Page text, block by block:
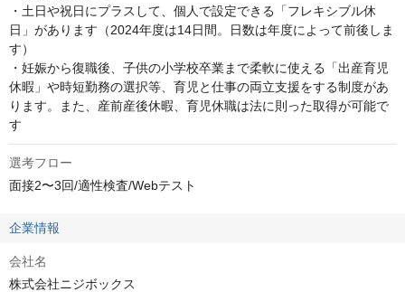
・土日や祝日にプラスして、個人で設定できる「フレキシブル休
日」があります（2024年度は14日間。日数は年度によって前後しま
す）
・妊娠から復職後、子供の小学校卒業まで柔軟に使える「出産育児
休暇」や時短勤務の選択等、育児と仕事の両立支援をする制度があ
ります。また、産前産後休暇、育児休職は法に則った取得が可能で
す
選考フロー
面接2〜3回/適性検査/Webテスト
企業情報
会社名
株式会社ニジボックス